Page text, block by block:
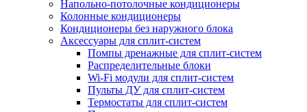
Напольно-потолочные кондиционеры
Колонные кондиционеры
Кондиционеры без наружного блока
Аксессуары для сплит-систем
Помпы дренажные для сплит-систем
Распределительные блоки
Wi-Fi модули для сплит-систем
Пульты ДУ для сплит-систем
Термостаты для сплит-систем